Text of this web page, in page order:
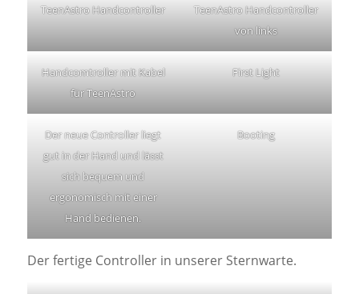
TeenAstro Handcontroller
TeenAstro Handcontroller
von links
Handcomtroller mit Kabel
für TeenAstro
First Light
Der neue Controller liegt
gut in der Hand und lässt
sich bequem und
ergonomisch mit einer
Hand bedienen.
Booting
Der fertige Controller in unserer Sternwarte.